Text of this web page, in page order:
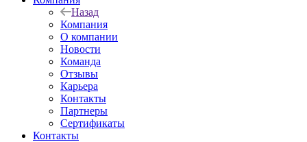
Назад
Компания
О компании
Новости
Команда
Отзывы
Карьера
Контакты
Партнеры
Сертификаты
Контакты